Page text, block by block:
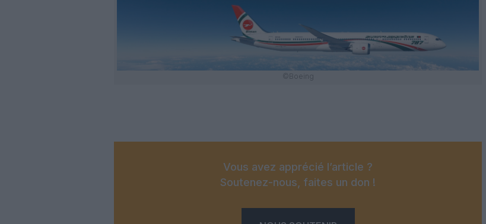
©Boeing
Vous avez apprécié l’article ?
Soutenez-nous, faites un don !